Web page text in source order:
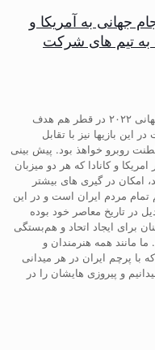
جهانی به آمریکا و
به تیم های شرکت
گودرز اقتداری: تیم ملی همانگونه که در جام جهانی ۲۰۲۲ در قطر هم هدف
بازیها نیز با تقابل
روبرو خواهذ بود. پیش بینی
و کانادا که هر دو میزبان
امکان در گیری های بیشتر
تمام مردم ایران است و در این
در تاریخ معاصر خود بوده
برای ایجاد اتحاد و هم‌بستگی
مانند همه هنرمندان و
پرچم ایران در هر میدانی
و پیروزی هایشان را در